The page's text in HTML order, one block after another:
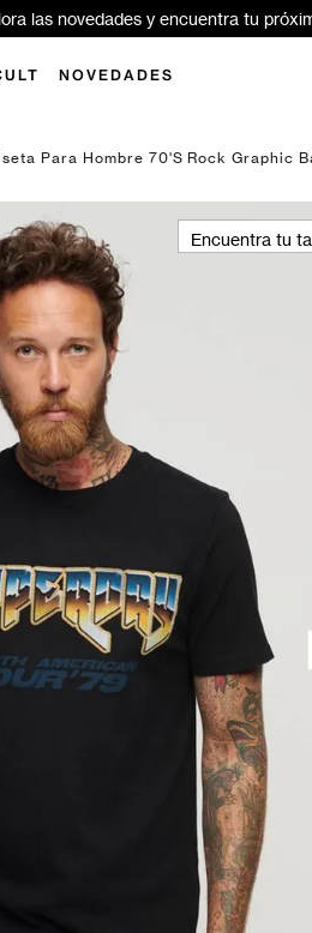
las novedades y encuentra tu
NOVEDADES
Para Hombre 70'S Rock Graphic
Encuentra tu